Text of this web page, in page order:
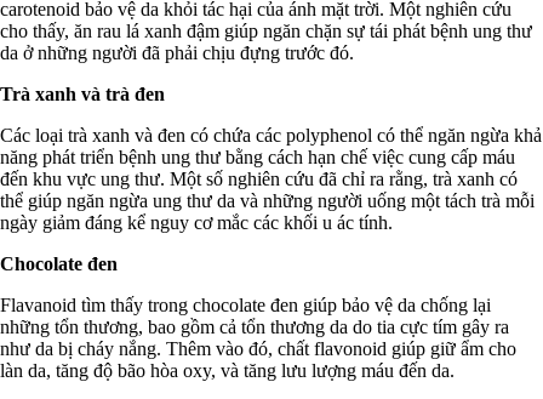
carotenoid bảo vệ da khỏi tác hại của ánh mặt trời. Một nghiên cứu
cho thấy, ăn rau lá xanh đậm giúp ngăn chặn sự tái phát bệnh ung thư
da ở những người đã phải chịu đựng trước đó.
Trà xanh và trà đen
Các loại trà xanh và đen có chứa các polyphenol có thể ngăn ngừa khả
năng phát triển bệnh ung thư bằng cách hạn chế việc cung cấp máu
đến khu vực ung thư. Một số nghiên cứu đã chỉ ra rằng, trà xanh có
thể giúp ngăn ngừa ung thư da và những người uống một tách trà mỗi
ngày giảm đáng kể nguy cơ mắc các khối u ác tính.
Chocolate đen
Flavanoid tìm thấy trong chocolate đen giúp bảo vệ da chống lại
những tổn thương, bao gồm cả tổn thương da do tia cực tím gây ra
như da bị cháy nắng. Thêm vào đó, chất flavonoid giúp giữ ẩm cho
làn da, tăng độ bão hòa oxy, và tăng lưu lượng máu đến da.